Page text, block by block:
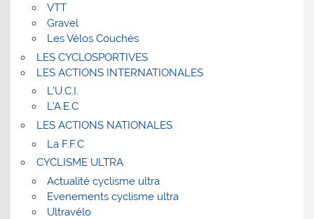
VTT
Gravel
Les Vélos Couchés
LES CYCLOSPORTIVES
LES ACTIONS INTERNATIONALES
L’U.C.I.
L’A.E.C
LES ACTIONS NATIONALES
La F.F.C
CYCLISME ULTRA
Actualité cyclisme ultra
Evenements cyclisme ultra
Ultravélo